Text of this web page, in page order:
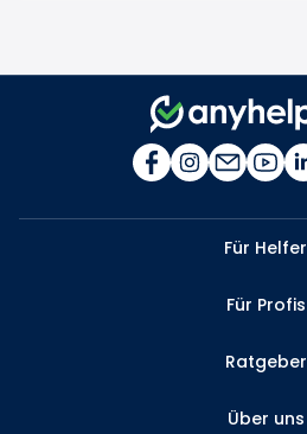
Für Helfer
Für Profis
Ratgeber
Über uns